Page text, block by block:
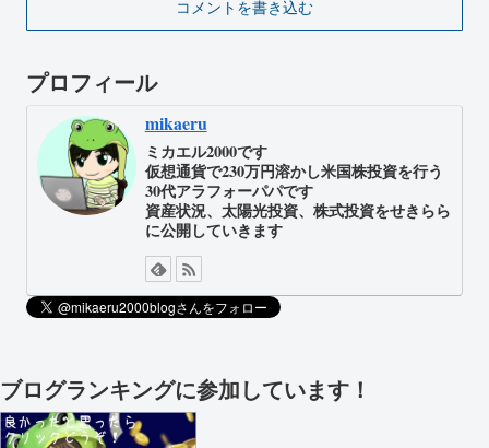
コメントを書き込む
プロフィール
mikaeru
ミカエル2000です
仮想通貨で230万円溶かし米国株投資を行う
30代アラフォーパパです
資産状況、太陽光投資、株式投資をせきらら
に公開していきます
ブログランキングに参加しています！